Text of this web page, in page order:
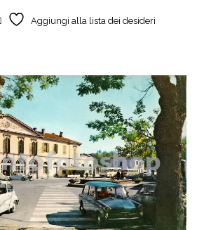
Aggiungi alla lista dei desideri